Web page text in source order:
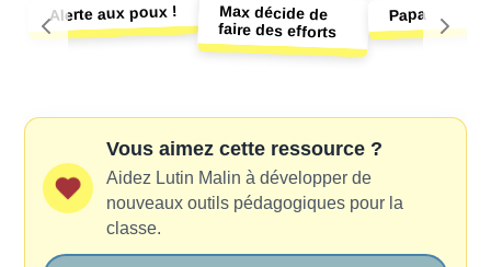
Alerte aux poux ! Max décide de
faire des efforts
Papa
Vous aimez cette ressource ?
Aidez Lutin Malin à développer de
nouveaux outils pédagogiques pour la
classe.